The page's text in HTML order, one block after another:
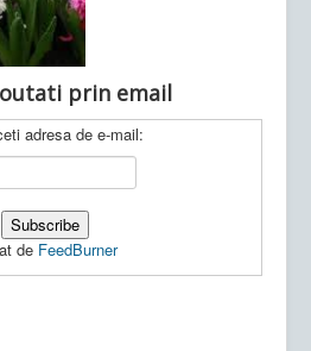
prin email
adresa de e-mail:
de FeedBurner